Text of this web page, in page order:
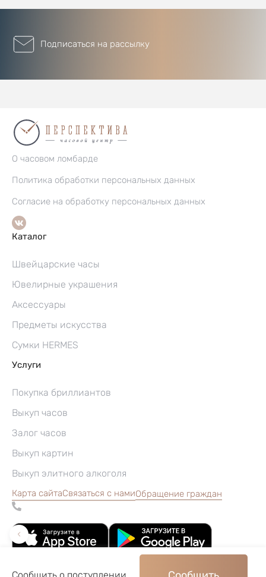
Подписаться на рассылку
О часовом ломбарде
Политика обработки персональных данных
Согласие на обработку персональных данных
Каталог
Швейцарские часы
Ювелирные украшения
Аксессуары
Предметы искусства
Сумки HERMES
Услуги
Покупка бриллиантов
Выкуп часов
Залог часов
Выкуп картин
Выкуп элитного алкоголя
Карта сайтаСвязаться с намиОбращение граждан